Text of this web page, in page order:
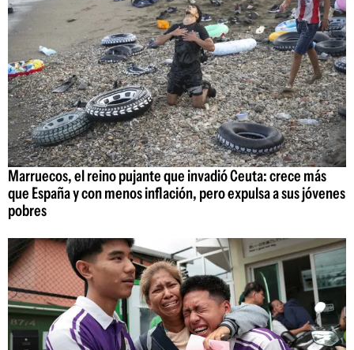
Marruecos, el reino pujante que invadió Ceuta: crece más
que España y con menos inflación, pero expulsa a sus jóvenes
pobres